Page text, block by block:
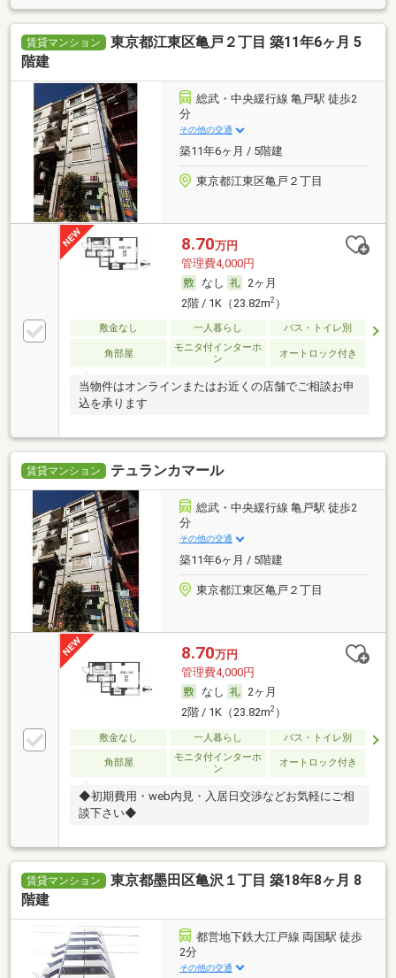
賃貸マンション
東京都江東区亀戸２丁目 築11年6ヶ月 5
階建
総武・中央緩行線 亀戸駅 徒歩2
分
その他の交通
築11年6ヶ月 / 5階建
東京都江東区亀戸２丁目
8.70万円
管理費4,000円
なし
2ヶ月
2階 / 1K（23.82m2）
敷金なし 一人暮らし バス・トイレ別
角部屋
モニタ付インターホ
ン
オートロック付き
当物件はオンラインまたはお近くの店舗でご相談お申
込を承ります
賃貸マンション テュランカマール
総武・中央緩行線 亀戸駅 徒歩2
分
その他の交通
築11年6ヶ月 / 5階建
東京都江東区亀戸２丁目
8.70万円
管理費4,000円
なし
2ヶ月
2階 / 1K（23.82m2）
敷金なし 一人暮らし バス・トイレ別
角部屋
モニタ付インターホ
ン
オートロック付き
◆初期費用・web内見・入居日交渉などお気軽にご相
談下さい◆
賃貸マンション
東京都墨田区亀沢１丁目 築18年8ヶ月 8
階建
都営地下鉄大江戸線 両国駅 徒歩
2分
その他の交通